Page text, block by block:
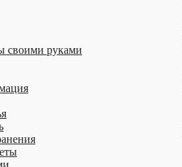
своими руками